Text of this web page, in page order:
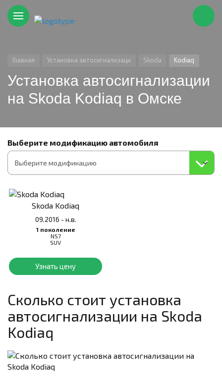
Главная Установка автосигнализаци Skoda Kodiaq
Установка автосигнализации
на Skoda Kodiaq в Омске
Выберите модификацию автомобиля
Skoda Kodiaq
09.2016 - н.в.
1 поколение
NS7
SUV
Узнать цену
Сколько стоит установка
автосигнализации на Skoda
Kodiaq